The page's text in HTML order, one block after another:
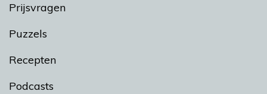
Prijsvragen
Puzzels
Recepten
Podcasts